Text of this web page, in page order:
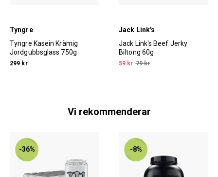
Tyngre
Tyngre Kasein Krämig
Jordgubbsglass 750g
299 kr
Jack Link's
Jack Link's Beef Jerky
Biltong 60g
59 kr 79 kr
Vi rekommenderar
-36% -8%